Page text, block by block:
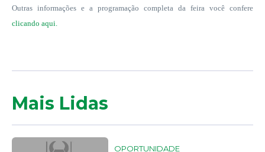
Outras informações e a programação completa da feira você confere
clicando aqui.
Mais Lidas
OPORTUNIDADE